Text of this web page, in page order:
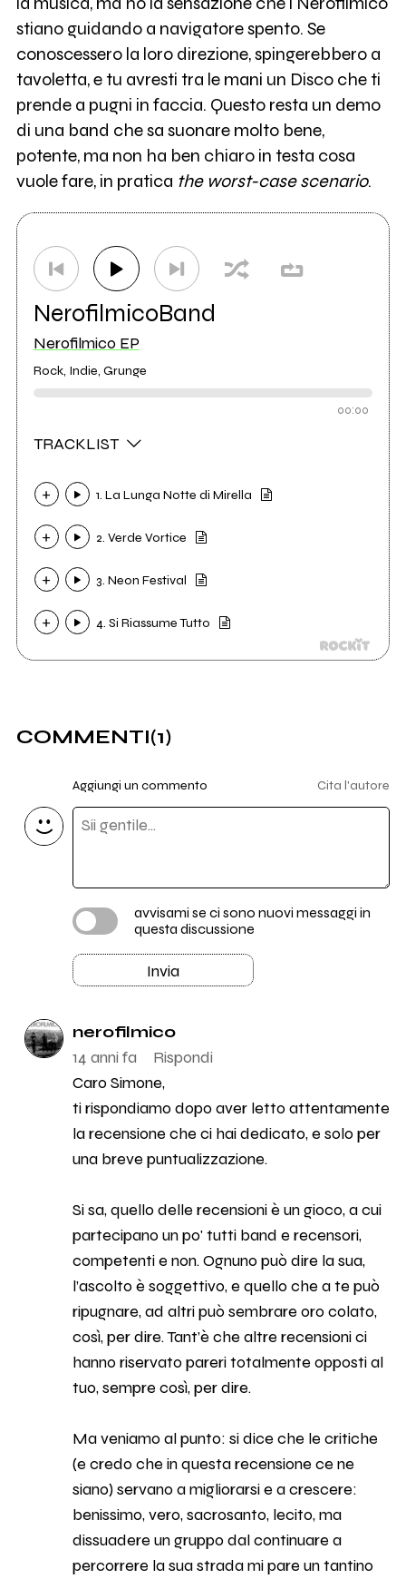
stiano guidando a navigatore spento. Se
conoscessero la loro direzione, spingerebbero a
tavoletta, e tu avresti tra le mani un Disco che ti
prende a pugni in faccia. Questo resta un demo
di una band che sa suonare molto bene,
potente, ma non ha ben chiaro in testa cosa
vuole fare, in pratica the worst-case scenario.
NerofilmicoBand
Nerofilmico EP
Rock, Indie, Grunge
00:00
TRACKLIST
1. La Lunga Notte di Mirella
2. Verde Vortice
3. Neon Festival
4. Si Riassume Tutto
COMMENTI(1)
Aggiungi un commento Cita l'autore
avvisami se ci sono nuovi messaggi in
questa discussione
Invia
nerofilmico
14 anni fa
Rispondi
Caro Simone,
ti rispondiamo dopo aver letto attentamente
la recensione che ci hai dedicato, e solo per
una breve puntualizzazione.
Si sa, quello delle recensioni è un gioco, a cui
partecipano un po' tutti band e recensori,
competenti e non. Ognuno può dire la sua,
l’ascolto è soggettivo, e quello che a te può
ripugnare, ad altri può sembrare oro colato,
così, per dire. Tant’è che altre recensioni ci
hanno riservato pareri totalmente opposti al
tuo, sempre così, per dire.
Ma veniamo al punto: si dice che le critiche
(e credo che in questa recensione ce ne
siano) servano a migliorarsi e a crescere:
benissimo, vero, sacrosanto, lecito, ma
dissuadere un gruppo dal continuare a
percorrere la sua strada mi pare un tantino